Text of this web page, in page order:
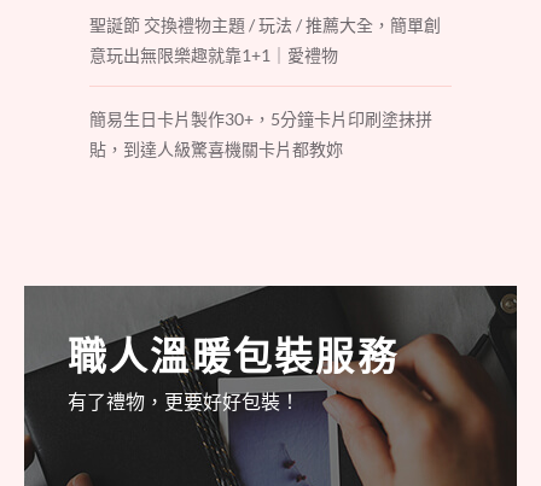
聖誕節 交換禮物主題 / 玩法 / 推薦大全，簡單創
意玩出無限樂趣就靠1+1｜愛禮物
簡易生日卡片製作30+，5分鐘卡片印刷塗抹拼
貼，到達人級驚喜機關卡片都教妳
職人溫暖包裝服務
有了禮物，更要好好包裝！